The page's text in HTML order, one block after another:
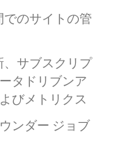
でのサイトの管
、サブスクリプ
タドリブンア
びメトリクス
ンダー ジョブ